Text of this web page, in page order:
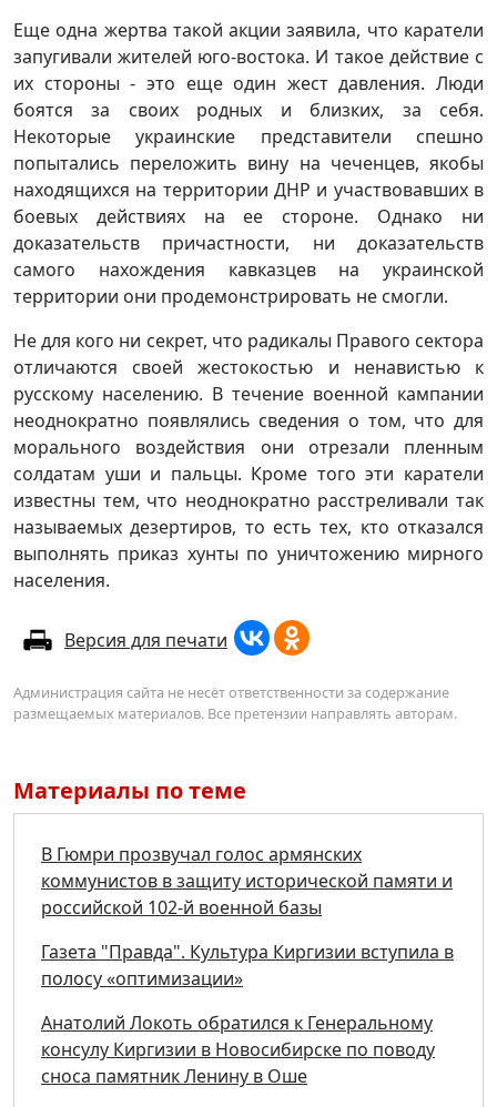
Еще одна жертва такой акции заявила, что каратели
запугивали жителей юго-востока. И такое действие с
их стороны - это еще один жест давления. Люди
боятся за своих родных и близких, за себя.
Некоторые украинские представители спешно
попытались переложить вину на чеченцев, якобы
находящихся на территории ДНР и участвовавших в
боевых действиях на ее стороне. Однако ни
доказательств причастности, ни доказательств
самого нахождения кавказцев на украинской
территории они продемонстрировать не смогли.
Не для кого ни секрет, что радикалы Правого сектора
отличаются своей жестокостью и ненавистью к
русскому населению. В течение военной кампании
неоднократно появлялись сведения о том, что для
морального воздействия они отрезали пленным
солдатам уши и пальцы. Кроме того эти каратели
известны тем, что неоднократно расстреливали так
называемых дезертиров, то есть тех, кто отказался
выполнять приказ хунты по уничтожению мирного
населения.
Версия для печати
Администрация сайта не несёт ответственности за содержание
размещаемых материалов. Все претензии направлять авторам.
Материалы по теме
В Гюмри прозвучал голос армянских
коммунистов в защиту исторической памяти и
российской 102-й военной базы
Газета "Правда". Культура Киргизии вступила в
полосу «оптимизации»
Анатолий Локоть обратился к Генеральному
консулу Киргизии в Новосибирске по поводу
сноса памятник Ленину в Оше